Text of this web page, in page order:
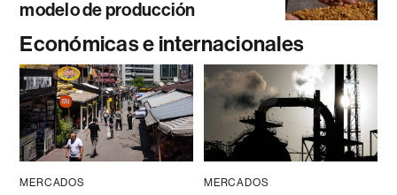
modelo de producción
Económicas e internacionales
MERCADOS MERCADOS